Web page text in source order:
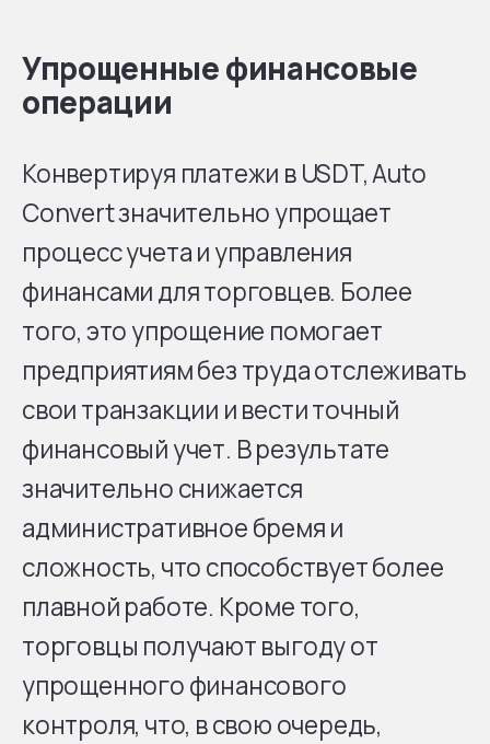
Упрощенные финансовые
операции
Конвертируя платежи в USDT, Auto
Convert значительно упрощает
процесс учета и управления
финансами для торговцев. Более
того, это упрощение помогает
предприятиям без труда отслеживать
свои транзакции и вести точный
финансовый учет. В результате
значительно снижается
административное бремя и
сложность, что способствует более
плавной работе. Кроме того,
торговцы получают выгоду от
упрощенного финансового
контроля, что, в свою очередь,